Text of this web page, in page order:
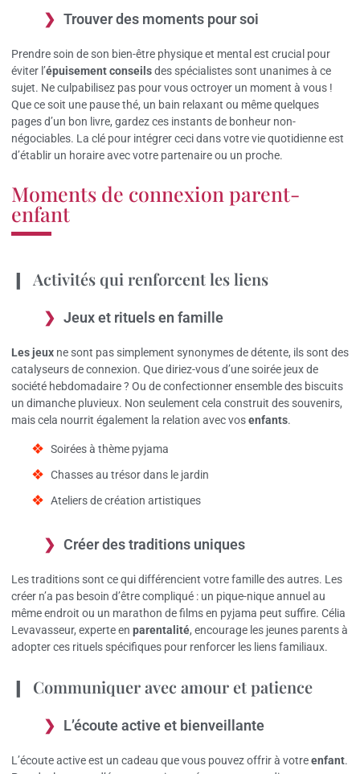
Trouver des moments pour soi
Prendre soin de son bien-être physique et mental est crucial pour
éviter l’épuisement conseilsdes spécialistes sont unanimes à ce
sujet. Ne culpabilisez pas pour vous octroyer un moment à vous !
Que ce soit une pause thé, un bain relaxant ou même quelques
pages d’un bon livre, gardez ces instants de bonheur non-
négociables. La clé pour intégrer ceci dans votre vie quotidienne est
d’établir un horaire avec votre partenaire ou un proche.
Moments de connexion parent-
enfant
Activités qui renforcent les liens
Jeux et rituels en famille
Les jeux ne sont pas simplement synonymes de détente, ils sont des
catalyseurs de connexion. Que diriez-vous d’une soirée jeux de
société hebdomadaire ? Ou de confectionner ensemble des biscuits
un dimanche pluvieux. Non seulement cela construit des souvenirs,
mais cela nourrit également la relation avec vosenfants.
Soirées à thème pyjama
Chasses au trésor dans le jardin
Ateliers de création artistiques
Créer des traditions uniques
Les traditions sont ce qui différencient votre famille des autres. Les
créer n’a pas besoin d’être compliqué : un pique-nique annuel au
même endroit ou un marathon de films en pyjama peut suffire. Célia
Levavasseur, experte en parentalité, encourage les jeunes parents à
adopter ces rituels spécifiques pour renforcer les liens familiaux.
Communiquer avec amour et patience
L’écoute active et bienveillante
L’écoute active est un cadeau que vous pouvez offrir à votreenfant.